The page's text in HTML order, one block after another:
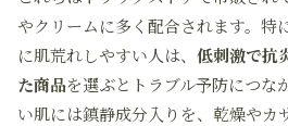
やクリームに多く配合されます。特
に肌荒れしやすい人は、 低刺激で抗
た商品を選ぶとトラブル予防につな
い肌には鎮静成分入りを、乾燥やカ